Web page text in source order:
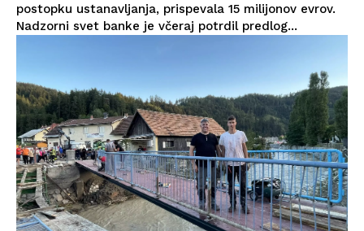
postopku ustanavljanja, prispevala 15 milijonov evrov.
Nadzorni svet banke je včeraj potrdil predlog...